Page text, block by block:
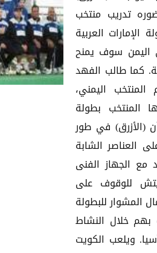
تدريب منتخب
العربية
اليمن سوف يمنح
كما طالب الفهد
اليمني،
المنتخب بطولة
(الأزرق) في طور
العناصر الشابة
مع الجهاز الفنى
للوقوف على
المشوار للبطولة
بهم خلال النشاط
ويلعب الكويت